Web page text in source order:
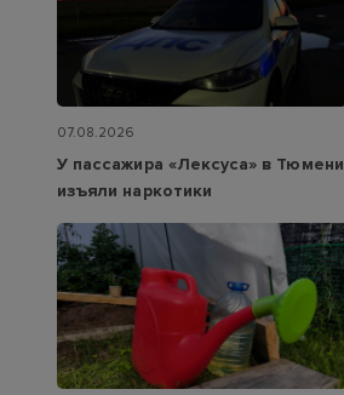
07.08.2026
У пассажира «Лексуса» в Тюмени
изъяли наркотики